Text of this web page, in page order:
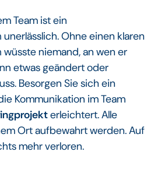
Team ist ein
Ohne einen klaren
niemand, an wen er
etwas geändert oder
Besorgen Sie sich ein
Kommunikation im Team
erleichtert. Alle
Ort aufbewahrt werden. Auf
mehr verloren.